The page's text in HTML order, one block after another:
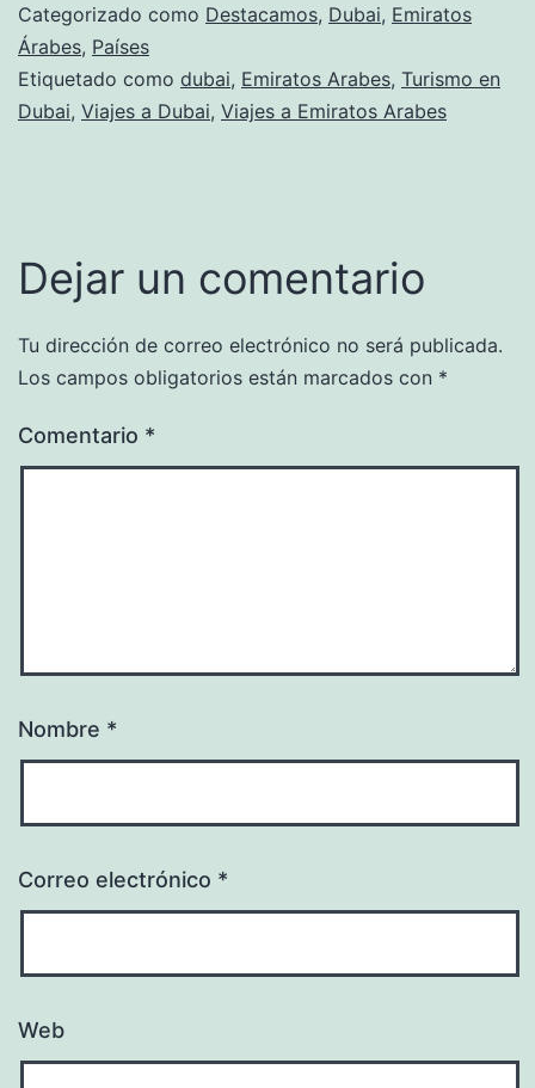
Categorizado como Destacamos, Dubai, Emiratos
Árabes, Países
Etiquetado como dubai, Emiratos Arabes, Turismo en
Dubai, Viajes a Dubai, Viajes a Emiratos Arabes
Dejar un comentario
Tu dirección de correo electrónico no será publicada.
Los campos obligatorios están marcados con *
Comentario *
Nombre *
Correo electrónico *
Web